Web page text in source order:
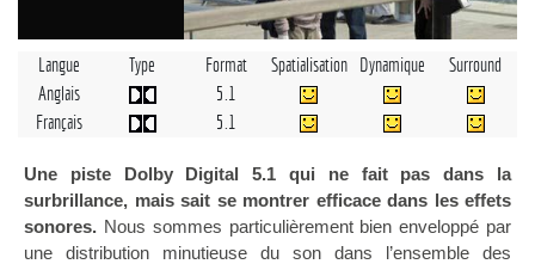
Langue Type Format Spatialisation Dynamique
Surround
Anglais
5.1
Français
5.1
Une piste Dolby Digital 5.1 qui ne fait pas dans la
surbrillance, mais sait se montrer efficace dans les effets
sonores. Nous sommes particulièrement bien enveloppé par
une distribution minutieuse du son dans l’ensemble des